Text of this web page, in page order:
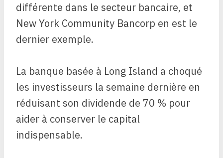
différente dans le secteur bancaire, et
New York Community Bancorp en est le
dernier exemple.
La banque basée à Long Island a choqué
les investisseurs la semaine dernière en
réduisant son dividende de 70 % pour
aider à conserver le capital
indispensable.